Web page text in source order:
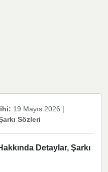
19 Mayıs 2026 |
Sözleri
Detaylar, Şarkı